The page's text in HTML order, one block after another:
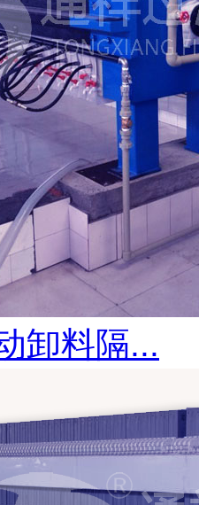
卸料隔...